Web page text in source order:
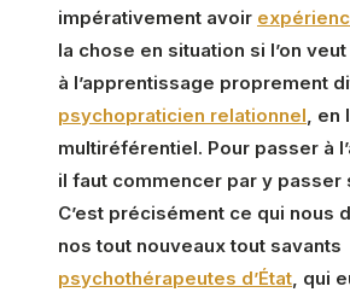
impérativement avoir
la chose en situation si l’on
à l’apprentissage proprement
psychopraticien relationnel, en
multiréférentiel. Pour passer à
il faut commencer par y passer
C’est précisément ce qui nous
nos tout nouveaux tout savants
psychothérapeutes d’État, qui